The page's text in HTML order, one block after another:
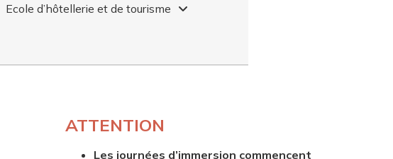
Ecole d’hôtellerie et de tourisme
ATTENTION
Les journées d’immersion commencent